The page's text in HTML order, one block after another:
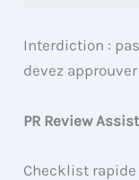
Interdiction :
devez
PR Review
Checklist rapide